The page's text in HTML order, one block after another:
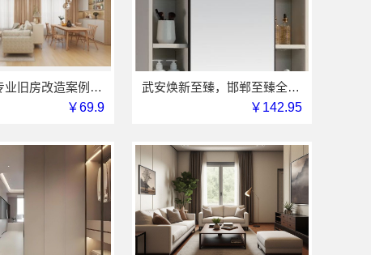
嘉兴周边专业旧房改造案例，嘉兴美居乐建材科技有限公司
￥69.9
武安焕新至臻，邯郸至臻全宅新材料有限公司为您服务
￥142.95